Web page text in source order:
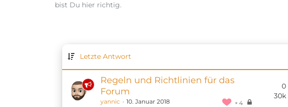
bist Du hier richtig.
Letzte Antwort
Regeln und Richtlinien für das
Forum
4
yannic 10. Januar 2018
0
30k